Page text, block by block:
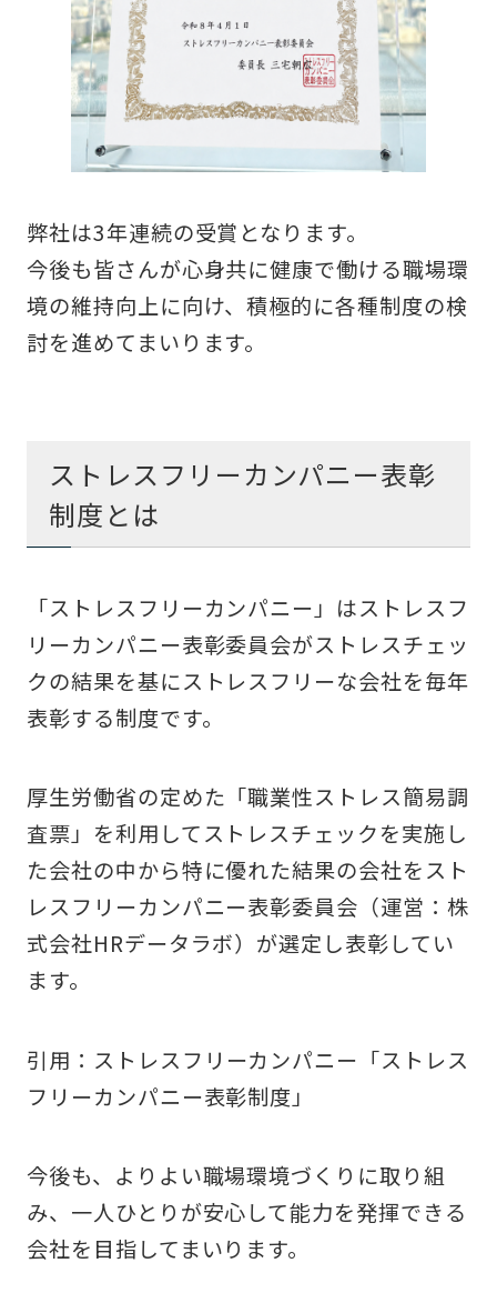
弊社は3年連続の受賞となります。
今後も皆さんが心身共に健康で働ける職場環
境の維持向上に向け、積極的に各種制度の検
討を進めてまいります。
ストレスフリーカンパニー表彰
制度とは
「ストレスフリーカンパニー」はストレスフ
リーカンパニー表彰委員会がストレスチェッ
クの結果を基にストレスフリーな会社を毎年
表彰する制度です。
厚生労働省の定めた「職業性ストレス簡易調
査票」を利用してストレスチェックを実施し
た会社の中から特に優れた結果の会社をスト
レスフリーカンパニー表彰委員会（運営：株
式会社HRデータラボ）が選定し表彰してい
ます。
引用： ストレスフリーカンパニー 「ストレス
フリーカンパニー表彰制度」
今後も、よりよい職場環境づくりに取り組
み、一人ひとりが安心して能力を発揮できる
会社を目指してまいります。